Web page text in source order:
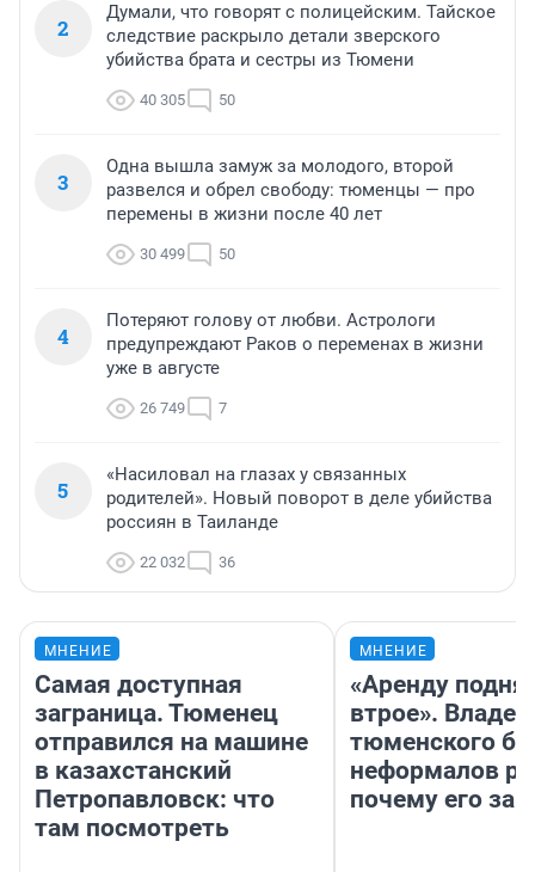
2
Думали, что говорят с полицейским. Тайское
следствие раскрыло детали зверского
убийства брата и сестры из Тюмени
40 305 50
3
Одна вышла замуж за молодого, второй
развелся и обрел свободу: тюменцы — про
перемены в жизни после 40 лет
30 499 50
4
Потеряют голову от любви. Астрологи
предупреждают Раков о переменах в жизни
уже в августе
26 749 7
5
«Насиловал на глазах у связанных
родителей». Новый поворот в деле убийства
россиян в Таиланде
22 032 36
МНЕНИЕ
Самая доступная
заграница. Тюменец
отправился на машине
в казахстанский
Петропавловск: что
там посмотреть
МНЕНИЕ
«Аренду
втрое».
тюменского
неформалов
почему его